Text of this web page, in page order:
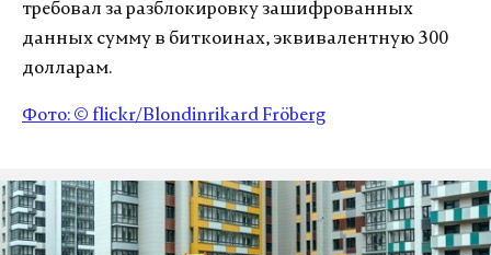
требовал за разблокировку зашифрованных
данных сумму в биткоинах, эквивалентную 300
долларам.
Фото: © flickr/Blondinrikard Fröberg